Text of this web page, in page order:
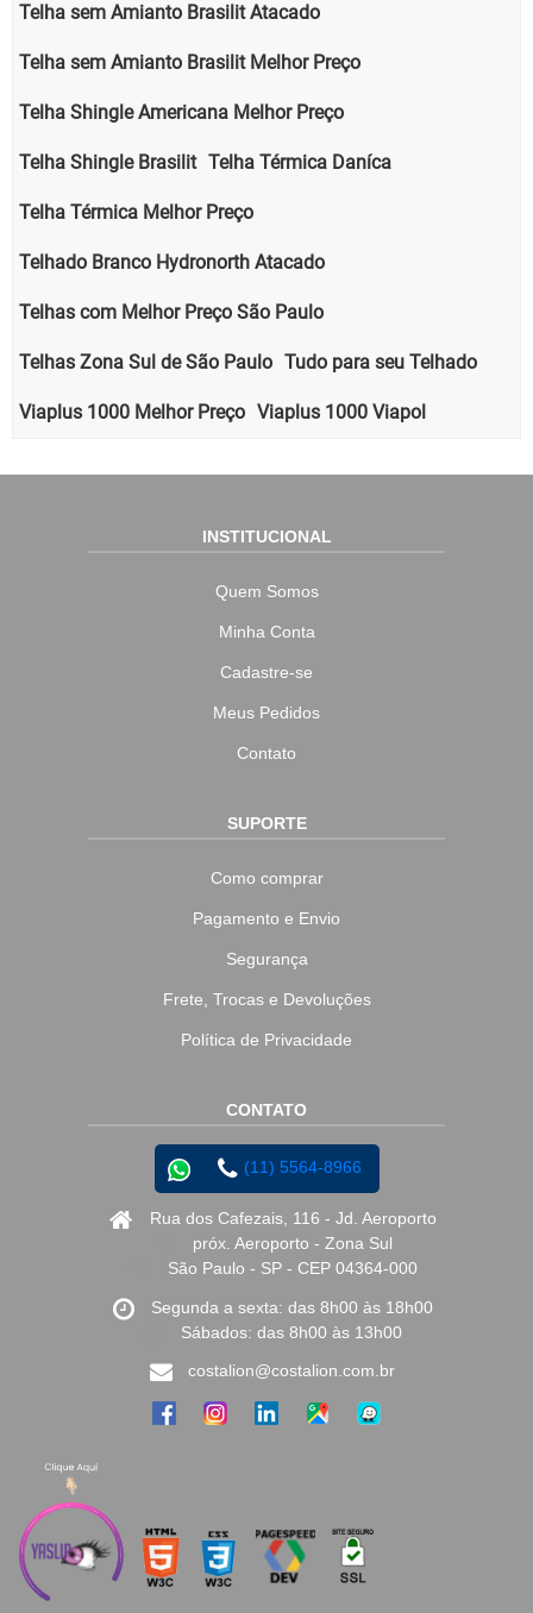
Telha sem Amianto Brasilit Atacado
Telha sem Amianto Brasilit Melhor Preço
Telha Shingle Americana Melhor Preço
Telha Shingle Brasilit Telha Térmica Daníca
Telha Térmica Melhor Preço
Telhado Branco Hydronorth Atacado
Telhas com Melhor Preço São Paulo
Telhas Zona Sul de São Paulo Tudo para seu Telhado
Viaplus 1000 Melhor Preço Viaplus 1000 Viapol
INSTITUCIONAL
Quem Somos
Minha Conta
Cadastre-se
Meus Pedidos
Contato
SUPORTE
Como comprar
Pagamento e Envio
Segurança
Frete, Trocas e Devoluções
Política de Privacidade
CONTATO
(11) 5564-8966
Rua dos Cafezais, 116 - Jd. Aeroporto
próx. Aeroporto - Zona Sul
São Paulo - SP - CEP 04364-000
Segunda a sexta: das 8h00 às 18h00
Sábados: das 8h00 às 13h00
costalion@costalion.com.br